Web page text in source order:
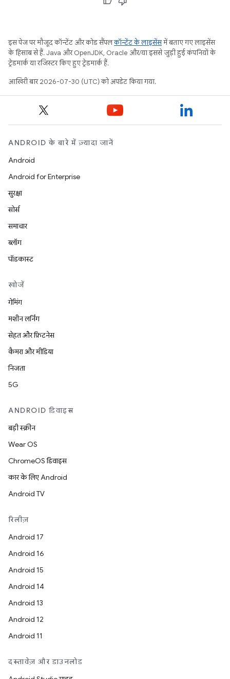
इस पेज पर मौजूद कॉन्टेंट और कोड सैंपलकॉन्टेंट के लाइसेंसमें बताए गए लाइसेंस
के हिसाब से हैं. Java और OpenJDK, Oracle और/या इससे जुड़ी हुई कंपनियों के
ट्रेडमार्क या रजिस्टर किए हुए ट्रेडमार्क हैं.
आखिरी बार 2026-07-30 (UTC) को अपडेट किया गया.
ANDROID के बारे में ज़्यादा जानें
Android
Android for Enterprise
सुरक्षा
सोर्स
समाचार
ब्लॉग
पॉडकास्ट
खोजें
गेमिंग
मशीन लर्निंग
सेहत और फ़िटनेस
कैमरा और मीडिया
निजता
5G
ANDROID डिवाइस
बड़ी स्क्रीन
Wear OS
ChromeOS डिवाइस
कार के लिए Android
Android TV
रिलीज़
Android 17
Android 16
Android 15
Android 14
Android 13
Android 12
Android 11
दस्तावेज़ और डाउनलोड